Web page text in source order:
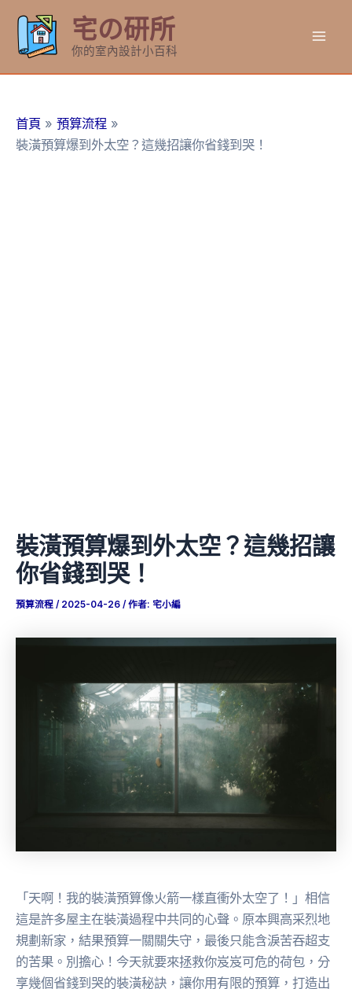
要
宅の研所
你的室內設計小百科
首頁
預算流程
裝潢預算爆到外太空？這幾招讓你省錢到哭！
裝潢預算爆到外太空？這幾招讓
你省錢到哭！
預算流程 / 2025-04-26 / 作者: 宅小編
「天啊！我的裝潢預算像火箭一樣直衝外太空了！」相信
這是許多屋主在裝潢過程中共同的心聲。原本興高采烈地
規劃新家，結果預算一關關失守，最後只能含淚苦吞超支
的苦果。別擔心！今天就要來拯救你岌岌可危的荷包，分
享幾個省錢到哭的裝潢秘訣，讓你用有限的預算，打造出